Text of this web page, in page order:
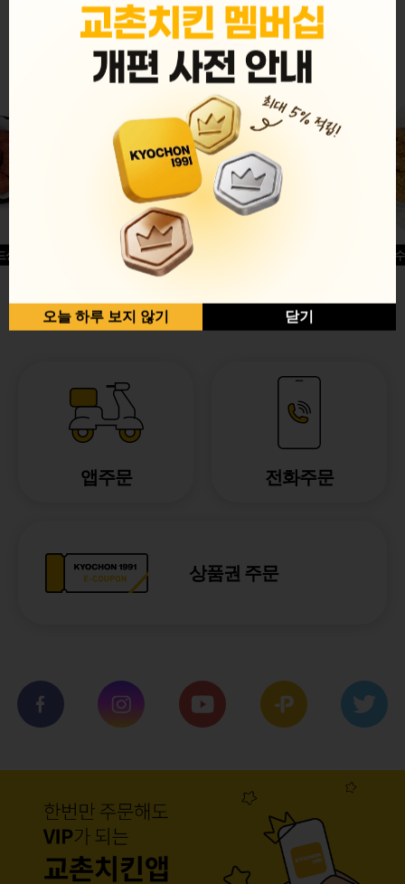
MENU
글윙
반반순살[레드+허니]
허니옥
앱주문 전화주문
상품권 주문
오늘 하루 보지 않기 닫기